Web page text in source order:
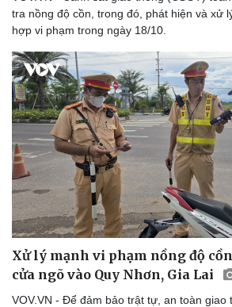
tra nồng độ cồn, trong đó, phát hiện và xử
hợp vi phạm trong ngày 18/10.
Xử lý mạnh vi phạm nồng độ
cửa ngõ vào Quy Nhơn, Gia Lai
VOV.VN - Để đảm bảo trật tự, an toàn giao